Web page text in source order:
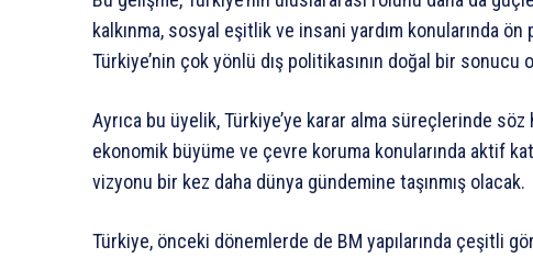
kalkınma, sosyal eşitlik ve insani yardım konularında ön
Türkiye’nin çok yönlü dış politikasının doğal bir sonucu
Ayrıca bu üyelik, Türkiye’ye karar alma süreçlerinde söz
ekonomik büyüme ve çevre koruma konularında aktif
vizyonu bir kez daha dünya gündemine taşınmış olacak.
Türkiye, önceki dönemlerde de BM yapılarında çeşitli